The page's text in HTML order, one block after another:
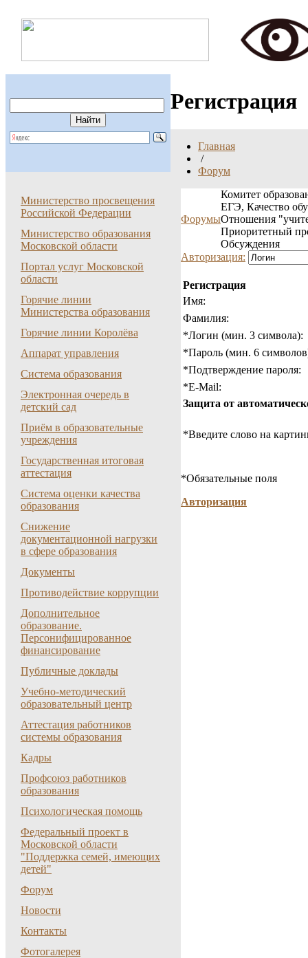
Регистрация
Главная
/
Форум
Министерство просвещения
Российской Федерации
Министерство образования
Московской области
Портал услуг Московской
области
Горячие линии
Министерства образования
Горячие линии Королёва
Аппарат управления
Система образования
Электронная очередь в
детский сад
Приём в образовательные
учреждения
Государственная итоговая
аттестация
Система оценки качества
образования
Снижение
документационной нагрузки
в сфере образования
Документы
Противодействие коррупции
Дополнительное
образование.
Персонифицированное
финансирование
Публичные доклады
Учебно-методический
образовательный центр
Аттестация работников
системы образования
Кадры
Профсоюз работников
образования
Психологическая помощь
Федеральный проект в
Московской области
"Поддержка семей, имеющих
детей"
Форум
Новости
Контакты
Фотогалерея
Форумы
Комитет
ЕГЭ, Качество
Отношения
Приоритетный
Обсуждения
Авторизация:
Регистрация
Имя:
Фамилия:
*Логин (мин. 3 символа):
*Пароль (мин. 6
*Подтверждение пароля:
*E-Mail:
Защита от
*Введите слово на
*Обязательные поля
Авторизация